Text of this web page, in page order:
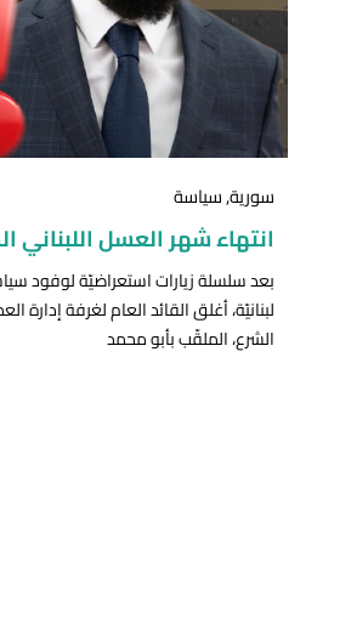
سورية,سياسة
انتهاء شهر العسل اللبناني
بعد سلسلة زيارات استعراضيّة لوفود
لبنانيّة، أغلق القائد العام لغرفة إدارة
الشرع، الملقّب بأبو محمد